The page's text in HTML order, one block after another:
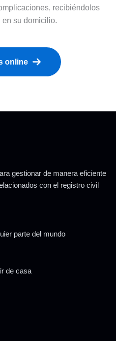
recibiéndolos
en su domicilio.
online
gestionar de manera eficiente
con el registro civil
parte del mundo
de casa